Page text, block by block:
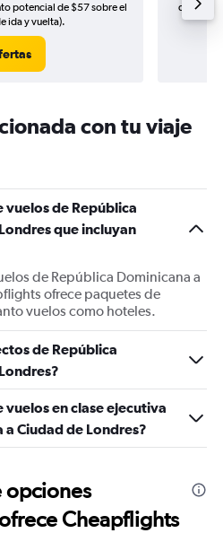
potencial de $57 sobre el
ida y vuelta).
de
con tu viaje
vuelos de República
que incluyan
de República Dominicana a
ofrece paquetes de
vuelos como hoteles.
de República
vuelos en clase ejecutiva
Ciudad de Londres?
opciones
Cheapflights